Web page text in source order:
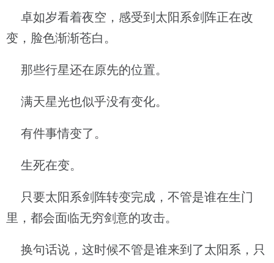
卓如岁看着夜空，感受到太阳系剑阵正在改
变，脸色渐渐苍白。
那些行星还在原先的位置。
满天星光也似乎没有变化。
有件事情变了。
生死在变。
只要太阳系剑阵转变完成，不管是谁在生门
里，都会面临无穷剑意的攻击。
换句话说，这时候不管是谁来到了太阳系，只